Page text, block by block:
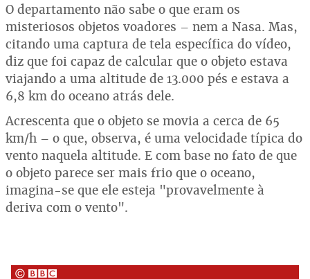
O departamento não sabe o que eram os
misteriosos objetos voadores – nem a Nasa. Mas,
citando uma captura de tela específica do vídeo,
diz que foi capaz de calcular que o objeto estava
viajando a uma altitude de 13.000 pés e estava a
6,8 km do oceano atrás dele.
Acrescenta que o objeto se movia a cerca de 65
km/h – o que, observa, é uma velocidade típica do
vento naquela altitude. E com base no fato de que
o objeto parece ser mais frio que o oceano,
imagina-se que ele esteja "provavelmente à
deriva com o vento".